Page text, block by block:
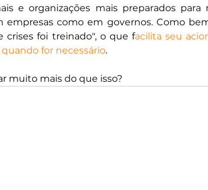
e organizações mais preparados para
empresas como em governos. Como
crises foi treinado", o que facilita seu
for necessário.
muito mais do que isso?